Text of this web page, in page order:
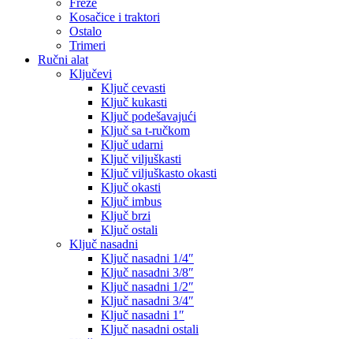
Kosačice i traktori
Ostalo
Trimeri
Ručni alat
Ključevi
Ključ cevasti
Ključ kukasti
Ključ podešavajući
Ključ sa t-ručkom
Ključ udarni
Ključ viljuškasti
Ključ viljuškasto okasti
Ključ okasti
Ključ imbus
Ključ brzi
Ključ ostali
Ključ nasadni
Ključ nasadni 1/4″
Ključ nasadni 3/8″
Ključ nasadni 1/2″
Ključ nasadni 3/4″
Ključ nasadni 1″
Ključ nasadni ostali